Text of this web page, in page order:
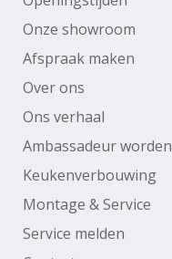
Onze showroom
Afspraak maken
Over ons
Ons verhaal
Ambassadeur worden
Keukenverbouwing
Montage & Service
Service melden